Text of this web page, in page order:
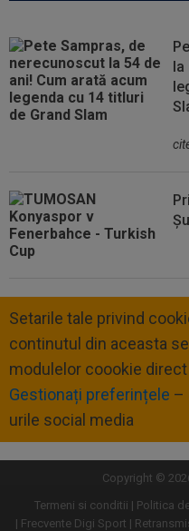
la
Setarile tale privind
continutul din aceasta
modulelor coookie
Gestionați preferințele –
urile social media
Copyright ©
Termeni si conditii
Politica
Frecvente Digi Sport